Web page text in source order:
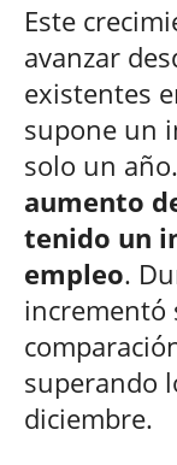
Este
avanzar
existentes
supone un
solo un
aumento
tenido un
empleo.
incrementó
superando
diciembre.